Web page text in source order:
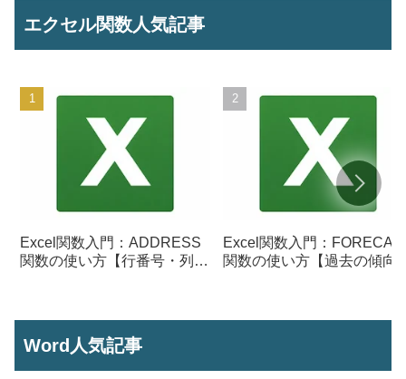
エクセル関数人気記事
Excel関数入門：ADDRESS
関数の使い方【行番号・列番
Excel関数入門：
関数の使い方【過去の傾向
Word人気記事